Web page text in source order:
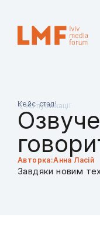
Усі публікації
Кейс-стаді
Авторка:Анна Ласій
Завдяки новим